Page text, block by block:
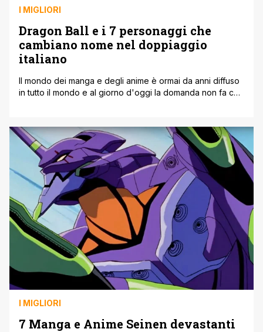
I MIGLIORI
Dragon Ball e i 7 personaggi che
cambiano nome nel doppiaggio
italiano
Il mondo dei manga e degli anime è ormai da anni diffuso
in tutto il mondo e al giorno d'oggi la domanda non fa che
probabilmente dopo essere tornato da scuola. Erano
quegli anni in cui durante l'ora di pranzo era [']
I MIGLIORI
7 Manga e Anime Seinen devastanti